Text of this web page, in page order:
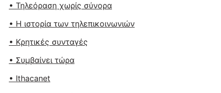
• Τηλεόραση χωρίς σύνορα
• Η ιστορία των τηλεπικοινωνιών
• Κρητικές συνταγές
• Συμβαίνει τώρα
• Ithacanet